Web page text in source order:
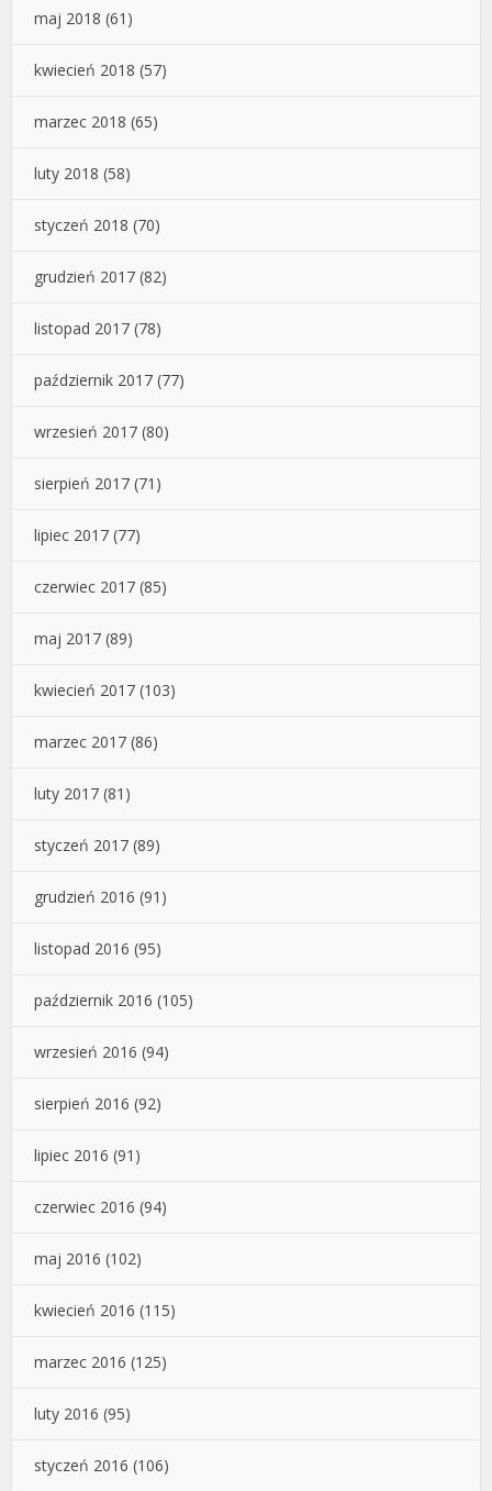
maj 2018 (61)
kwiecień 2018 (57)
marzec 2018 (65)
luty 2018 (58)
styczeń 2018 (70)
grudzień 2017 (82)
listopad 2017 (78)
październik 2017 (77)
wrzesień 2017 (80)
sierpień 2017 (71)
lipiec 2017 (77)
czerwiec 2017 (85)
maj 2017 (89)
kwiecień 2017 (103)
marzec 2017 (86)
luty 2017 (81)
styczeń 2017 (89)
grudzień 2016 (91)
listopad 2016 (95)
październik 2016 (105)
wrzesień 2016 (94)
sierpień 2016 (92)
lipiec 2016 (91)
czerwiec 2016 (94)
maj 2016 (102)
kwiecień 2016 (115)
marzec 2016 (125)
luty 2016 (95)
styczeń 2016 (106)